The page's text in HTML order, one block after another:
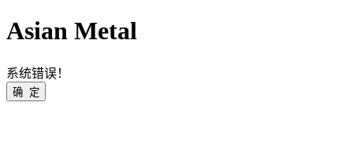
Asian Metal
系统错误！